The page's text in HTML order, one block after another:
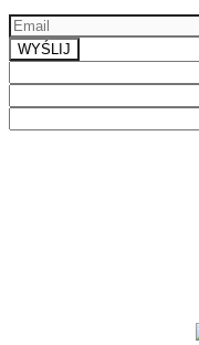
WYŚLIJ